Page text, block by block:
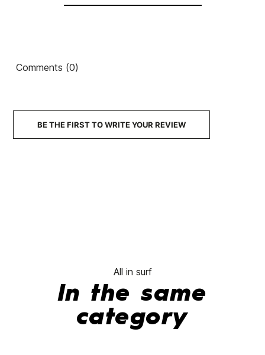
Comments (0)
BE THE FIRST TO WRITE YOUR REVIEW
All in surf
In the same
category